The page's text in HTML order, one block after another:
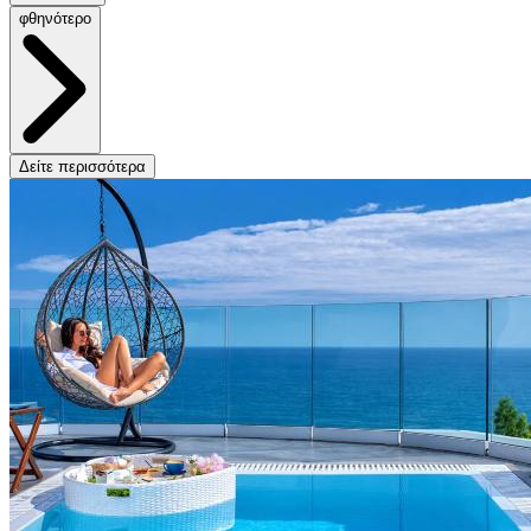
φθηνότερο
Δείτε περισσότερα